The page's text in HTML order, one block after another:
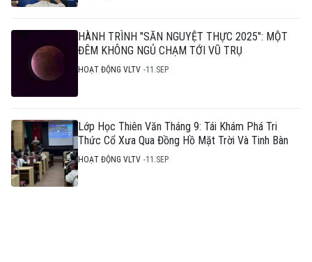
HÀNH TRÌNH "SĂN NGUYỆT THỰC 2025": MỘT
ĐÊM KHÔNG NGỦ CHẠM TỚI VŨ TRỤ
HOẠT ĐỘNG VLTV 11.SEP
Lớp Học Thiên Văn Tháng 9: Tái Khám Phá Tri
Thức Cổ Xưa Qua Đồng Hồ Mặt Trời Và Tinh Bàn
HOẠT ĐỘNG VLTV 11.SEP